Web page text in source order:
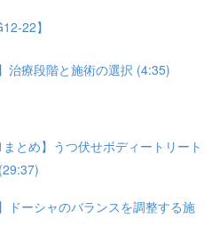
22】
治療段階と施術の選択 (4:35)
まとめ】うつ伏せボディートリート
ドーシャのバランスを調整する施